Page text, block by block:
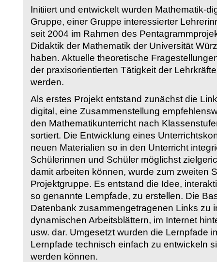
Initiiert und entwickelt wurden Mathematik-
Gruppe, einer Gruppe interessierter
seit 2004 im Rahmen des
Didaktik der Mathematik der Universität
haben. Aktuelle theoretische
der praxisorientierten Tätigkeit der
werden.
Als erstes Projekt entstand zunächst die
digital, eine Zusammenstellung
den Mathematikunterricht nach
sortiert. Die Entwicklung eines
neuen Materialien so in den Unterricht
Schülerinnen und Schüler möglichst
damit arbeiten können, wurde zum zweiten
Projektgruppe. Es entstand die Idee,
so genannte Lernpfade, zu erstellen. Die
Datenbank zusammengetragenen Links zu
dynamischen Arbeitsblättern, im Internet
usw. dar. Umgesetzt wurden die Lernpfade
Lernpfade technisch einfach zu entwickeln
werden können.